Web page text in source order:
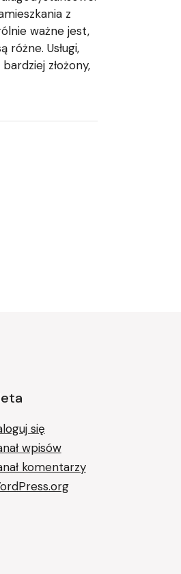
z
ważne jest,
Usługi,
złożony,
się
wpisów
komentarzy